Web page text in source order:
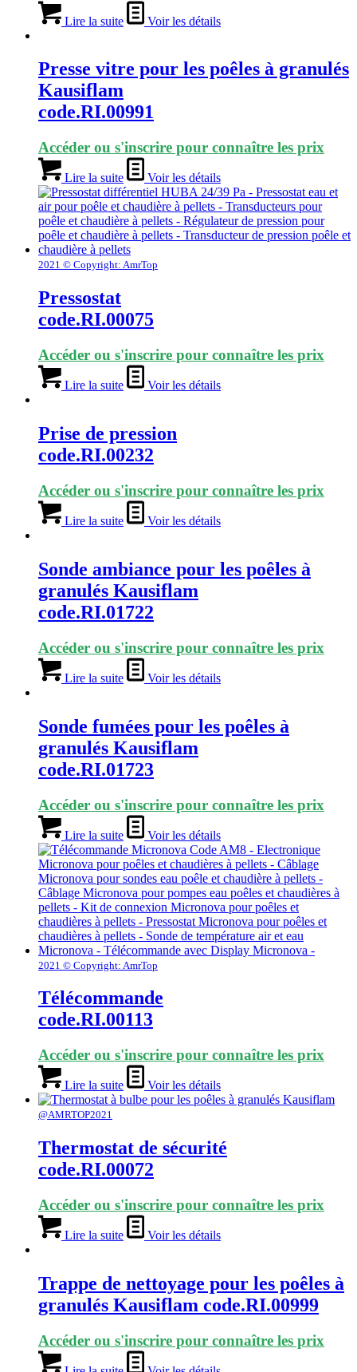
Lire la suite Voir les détails
Presse vitre pour les poêles à granulés
Kausiflam
code.RI.00991
Accéder ou s'inscrire pour connaître les prix
Lire la suite Voir les détails
2021 © Copyright: AmrTop
Pressostat
code.RI.00075
Accéder ou s'inscrire pour connaître les prix
Lire la suite Voir les détails
Prise de pression
code.RI.00232
Accéder ou s'inscrire pour connaître les prix
Lire la suite Voir les détails
Sonde ambiance pour les poêles à
granulés Kausiflam
code.RI.01722
Accéder ou s'inscrire pour connaître les prix
Lire la suite Voir les détails
Sonde fumées pour les poêles à
granulés Kausiflam
code.RI.01723
Accéder ou s'inscrire pour connaître les prix
Lire la suite Voir les détails
2021 © Copyright: AmrTop
Télécommande
code.RI.00113
Accéder ou s'inscrire pour connaître les prix
Lire la suite Voir les détails
@AMRTOP2021
Thermostat de sécurité
code.RI.00072
Accéder ou s'inscrire pour connaître les prix
Lire la suite Voir les détails
Trappe de nettoyage pour les poêles à
granulés Kausiflam code.RI.00999
Accéder ou s'inscrire pour connaître les prix